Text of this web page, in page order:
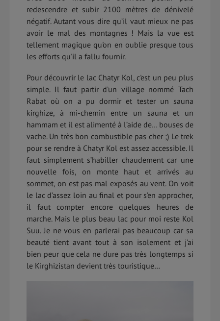
redescendre et subir 2100 mètres de dénivelé
négatif. Autant vous dire qu’il vaut mieux ne pas
avoir le mal des montagnes ! Mais la vue est
tellement magique qu'on en oublie presque tous
les efforts qu'il a fallu fournir.
Pour découvrir le lac Chatyr Kol, c'est un peu plus
simple. Il faut partir d’un village nommé Tach
Rabat où on a pu dormir et tester un sauna
kirghize, à mi-chemin entre un sauna et un
hammam et il est alimenté à l’aide de… bouses de
vache. Un très bon combustible pas cher ;) Le trek
pour se rendre à Chatyr Kol est assez accessible. Il
faut simplement s’habiller chaudement car une
nouvelle fois, on monte haut et arrivés au
sommet, on est pas mal exposés au vent. On voit
le lac d’assez loin au final et pour s’en approcher,
il faut compter encore quelques heures de
marche. Mais le plus beau lac pour moi reste Kol
Suu. Je ne vous en parlerai pas beaucoup car sa
beauté tient avant tout à son isolement et j’ai
bien peur que cela ne dure pas très longtemps si
le Kirghizistan devient très touristique…